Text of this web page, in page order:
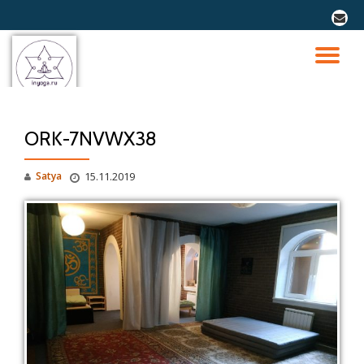
Перейти
содержимому
fa-
ORK-7NVWX38
Satya 15.11.2019